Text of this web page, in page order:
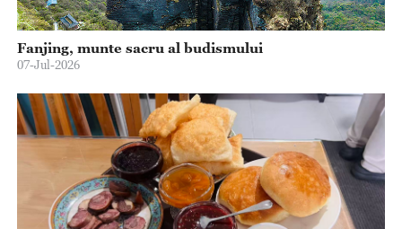
Fanjing, munte sacru al budismului
07-Jul-2026